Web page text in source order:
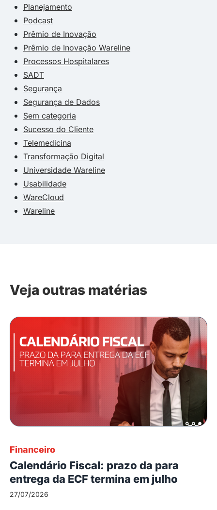
Planejamento
Podcast
Prêmio de Inovação
Prêmio de Inovação Wareline
Processos Hospitalares
SADT
Segurança
Segurança de Dados
Sem categoria
Sucesso do Cliente
Telemedicina
Transformação Digital
Universidade Wareline
Usabilidade
WareCloud
Wareline
Veja outras matérias
Financeiro
Calendário Fiscal: prazo da para
entrega da ECF termina em julho
27/07/2026